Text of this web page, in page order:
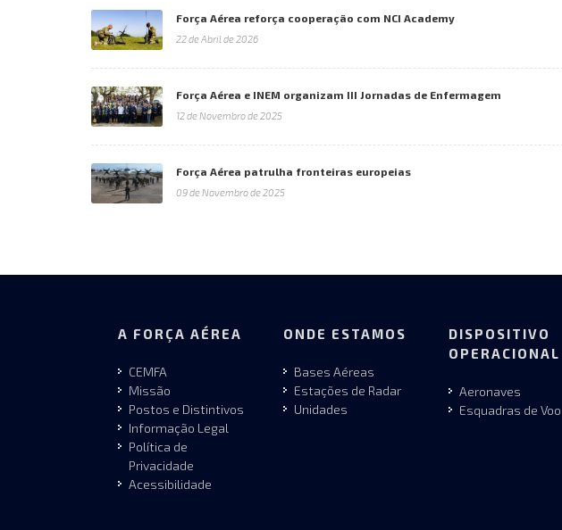
Força Aérea reforça cooperação com NCI Academy
22 de Abril de 2026
Força Aérea e INEM organizam III Jornadas de Enfermagem
12 de Novembro de 2025
Força Aérea patrulha fronteiras europeias
09 de Novembro de 2025
A FORÇA AÉREA
CEMFA
Missão
Postos e Distintivos
Informação Legal
Política de
Privacidade
Acessibilidade
ONDE ESTAMOS
Bases Aéreas
Estações de Radar
Unidades
DISPOSITIVO
OPERACIONAL
Aeronaves
Esquadras de Voo